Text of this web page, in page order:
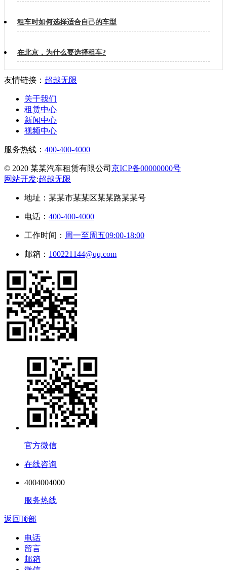
租车时如何选择适合自己的车型
在北京，为什么要选择租车?
友情链接： 超越无限
关于我们
租赁中心
新闻中心
视频中心
服务热线： 400-400-4000
© 2020 某某汽车租赁有限公司 京ICP备00000000号
网站开发:超越无限
地址： 某某市某某区某某路某某号
电话： 400-400-4000
工作时间： 周一至周五09:00-18:00
邮箱： 100221144@qq.com
官方微信
在线咨询
4004004000
服务热线
返回顶部
电话
留言
邮箱